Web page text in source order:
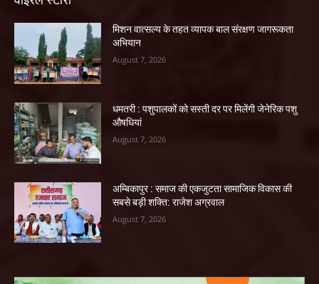
मिशन वात्सल्य के तहत व्यापक बाल संरक्षण जागरूकता
अभियान
August 7, 2026
धमतरी : पशुपालकों को सस्ती दर पर मिलेंगी जेनेरिक पशु
औषधियां
August 7, 2026
अम्बिकापुर : समाज की एकजुटता सामाजिक विकास की
सबसे बड़ी शक्ति: राजेश अग्रवाल
August 7, 2026